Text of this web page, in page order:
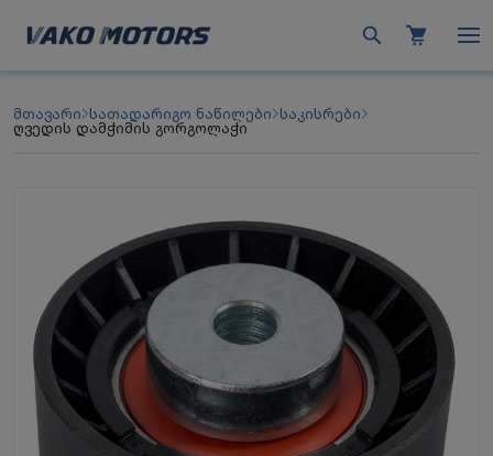
მთავარი სათადარიგო ნაწილები საკისრები
ღვედის დამჭიმის გორგოლაჭი